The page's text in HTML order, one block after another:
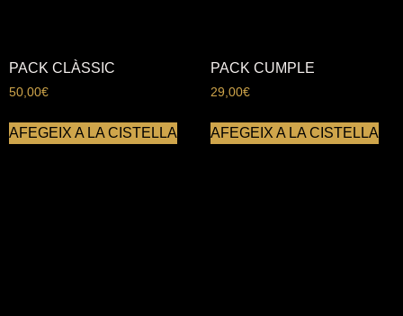
PACK CLÀSSIC
50,00€
AFEGEIX A LA CISTELLA
PACK CUMPLE
29,00€
AFEGEIX A LA CISTELLA